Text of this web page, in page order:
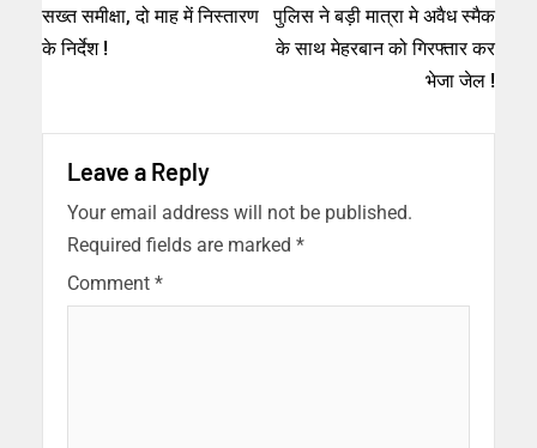
सख्त समीक्षा, दो माह में निस्तारण
के निर्देश !
पुलिस ने बड़ी मात्रा मे अवैध स्मैक
के साथ मेहरबान को गिरफ्तार कर
भेजा जेल !
Leave a Reply
Your email address will not be published.
Required fields are marked *
Comment *